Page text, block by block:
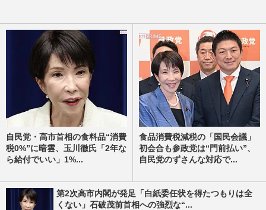
自民党・高市首相の食料品“消費
税0%”に暗雲、玉川徹氏「2年な
ら給付でいい」1%...
食品消費税減税の「国民会議」
初会合も参政党は“門前払い”、
自民党のずさんな対応で...
第2次高市内閣が発足「白紙委任状を得たつもりは全
くない」石破茂前首相への強烈な“...